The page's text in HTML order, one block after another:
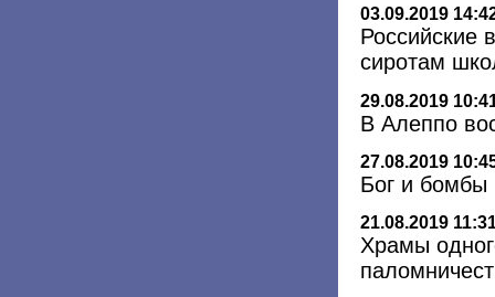
03.09.2019
Российские
сиротам
29.08.2019
В Алеппо
27.08.2019
Бог и бомбы
21.08.2019
Храмы